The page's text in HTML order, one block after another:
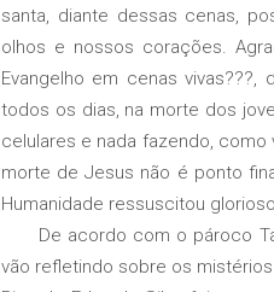
santa, diante dessas cenas,
olhos e nossos corações.
Evangelho em cenas
todos os dias, na morte dos
celulares e nada fazendo, como
morte de Jesus não é ponto
Humanidade ressuscitou
De acordo com o pároco
vão refletindo sobre os